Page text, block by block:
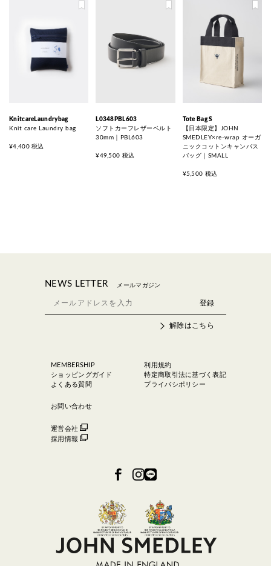
KnitcareLaundrybag
Knit care Laundry bag
¥4,400 税込
L0348PBL603
ソフトカーフレザーベルト
30mm｜PBL603
¥49,500 税込
Tote Bag S
【日本限定】JOHN
SMEDLEY×re-wrap オーガ
ニックコットンキャンバス
バッグ｜SMALL
¥5,500 税込
NEWS LETTER メールマガジン
解除はこちら
MEMBERSHIP
ショッピングガイド
よくある質問
お問い合わせ
運営会社
採用情報
利用規約
特定商取引法に基づく表記
プライバシポリシー